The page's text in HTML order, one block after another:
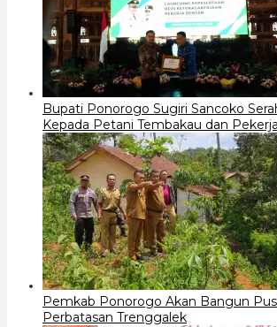
Bupati Ponorogo Sugiri Sancoko
Kepada Petani Tembakau dan
Pemkab Ponorogo Akan Bangun
Perbatasan Trenggalek